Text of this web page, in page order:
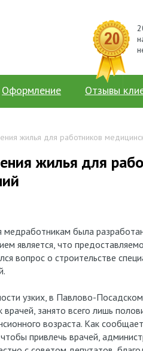
Оформление Отзывы
жилья для работников
жилья для
медработникам была
является, что
вопрос о строительстве
узких, в Павлово-
занято всего лишь
возраста. Как
привлечь врачей,